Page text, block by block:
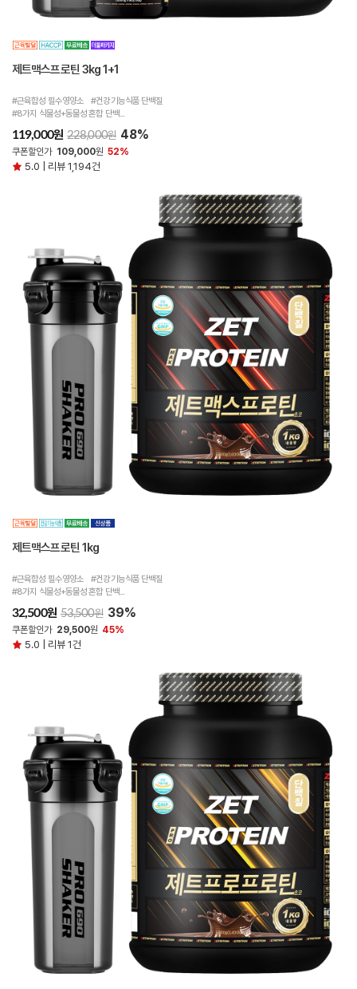
제트맥스프로틴 3kg 1+1
#근육합성 필수영양소 #건강기능식품 단백질
#8가지 식물성+동물성 혼합 단백...
119,000원 228,000원 48%
쿠폰할인가 109,000원 52%
5.0 | 리뷰 1,194건
제트맥스프로틴 1kg
#근육합성 필수영양소 #건강기능식품 단백질
#8가지 식물성+동물성 혼합 단백...
32,500원 53,500원 39%
쿠폰할인가 29,500원 45%
5.0 | 리뷰 1건